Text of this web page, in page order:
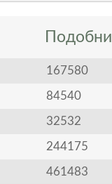
Подобни
167580
84540
32532
244175
461483